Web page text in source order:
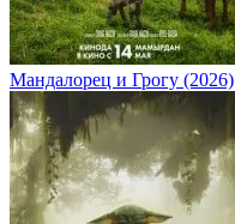
Мандалорец и Грогу (2026)